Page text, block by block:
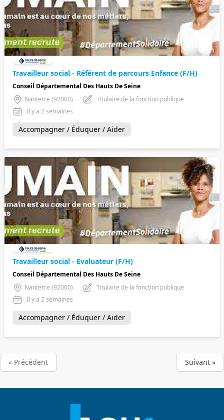
Travailleur social - Référent de parcours Enfance (F/H)
Conseil Départemental Des Hauts De Seine
Nanterre (92000)
Titulaire de la fonction publique
Il y a 2 semaines
Accompagner / Éduquer / Aider
Travailleur social - Evaluateur (F/H)
Conseil Départemental Des Hauts De Seine
Nanterre (92000)
Titulaire de la fonction publique
Il y a 2 semaines
Accompagner / Éduquer / Aider
« Précédent Suivant »